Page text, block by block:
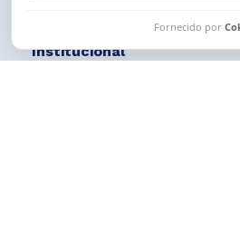
Institucional